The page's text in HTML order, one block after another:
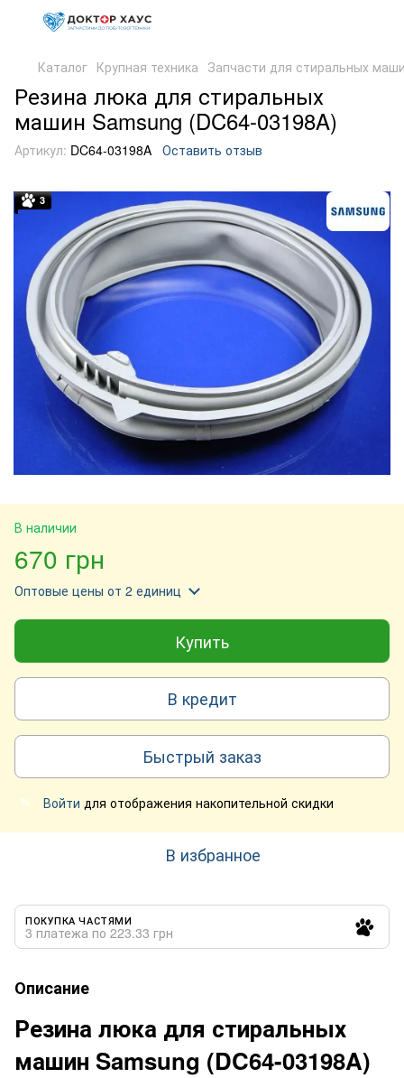
Каталог Крупная техника Запчасти для стиральных
Резина люка для стиральных
машин Samsung (DC64-03198A)
Артикул: DC64-03198A Оставить отзыв
3
В наличии
670 грн
Оптовые цены от 2 единиц
Купить
В кредит
Быстрый заказ
% Войти для отображения накопительной скидки
В избранное
ПОКУПКА ЧАСТЯМИ
3 платежа по 223.33 грн
Описание
Резина люка для стиральных
машин Samsung (DC64-03198A)